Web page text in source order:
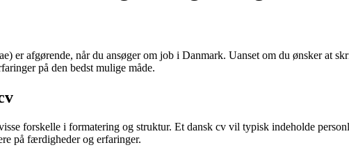
er afgørende, når du ansøger om job i Danmark. Uanset om du ønsker at
på den bedst mulige måde.
forskelle i formatering og struktur. Et dansk cv vil typisk indeholde
på færdigheder og erfaringer.